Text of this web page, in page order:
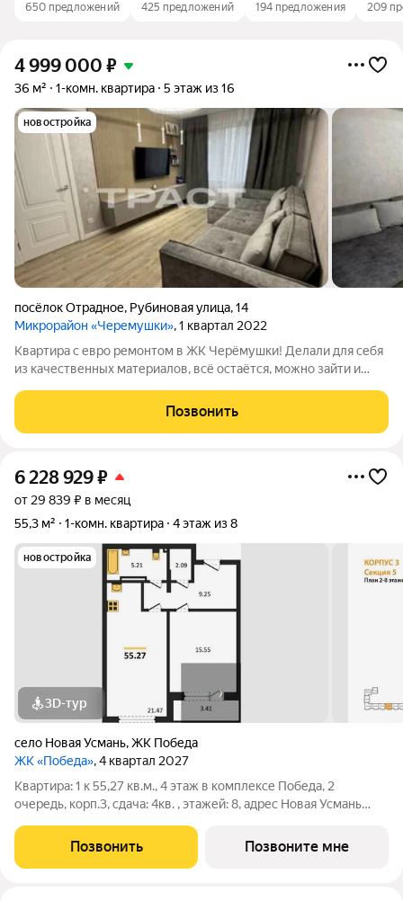
650 предложений 425 предложений 194 предложения 209
4 999 000 ₽
36 м² 1-комн. квартира 5 этаж из 16
новостройка
посёлок Отрадное, Рубиновая улица,14
Микрорайон «Черемушки», 1 квартал 2022
Квартира с евро ремонтом в ЖК Черёмушки! Делали для себя
из качественных материалов, всё остаётся, можно зайти и
остановка. Рассмотрим покупателя со своим не проданным
жильём. Подходит под
Позвонить
6 228 929₽
от 29 839 ₽ в месяц
55,3 м²
1-комн. квартира 4 этаж из 8
новостройка
3D-тур
село Новая Усмань,ЖК Победа
ЖК «Победа», 4 квартал 2027
Квартира: 1 к 55,27 кв.м., 4 этаж в комплексе Победа, 2
очередь, корп.3, сдача: 4кв. , этажей: 8, адрес Новая Усмань
Позвонить Позвоните мне